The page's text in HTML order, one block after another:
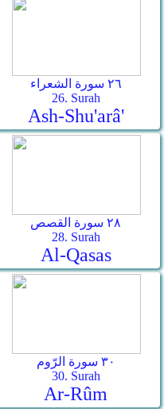
٢٦ سورة الشعراء
26. Surah
Ash-Shu'arâ'
٢٨ سورة القصص
28. Surah
Al-Qasas
٣٠ سورة الرّوم
30. Surah
Ar-­Rûm